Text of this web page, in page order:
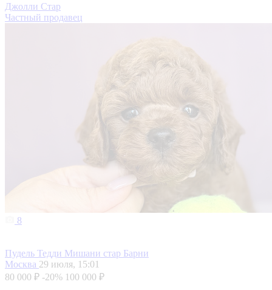
Джолли Стар
Частный продавец
8
Пудель Тедди Мишани стар Барни
Москва 29 июля, 15:01
80 000 ₽ -20% 100 000 ₽